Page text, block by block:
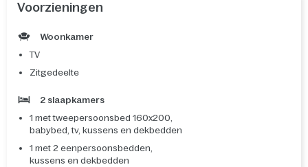
Voorzieningen
Woonkamer
TV
Zitgedeelte
2 slaapkamers
1 met tweepersoonsbed 160x200,
babybed, tv, kussens en dekbedden
1 met 2 eenpersoonsbedden,
kussens en dekbedden